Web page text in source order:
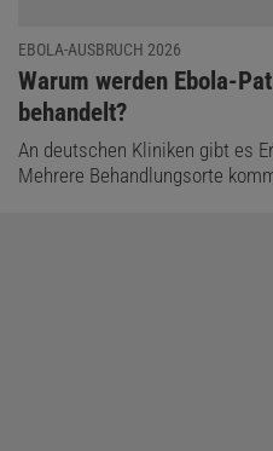
EBOLA-AUSBRUCH 2026
:
Warum werden Ebola-
behandelt?
An deutschen Kliniken gibt es
Mehrere Behandlungsorte